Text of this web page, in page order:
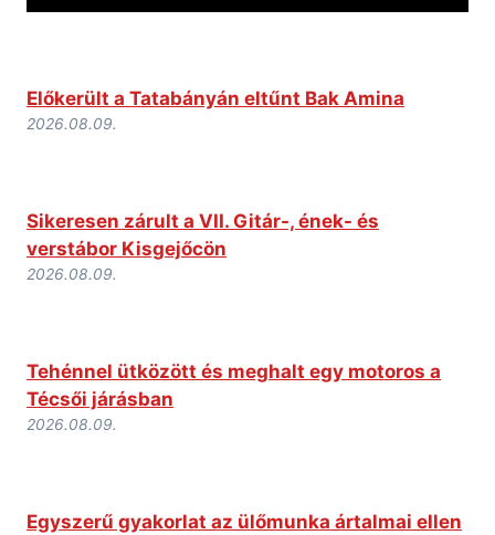
Előkerült a Tatabányán eltűnt Bak Amina
2026.08.09.
Sikeresen zárult a VII. Gitár-, ének- és
verstábor Kisgejőcön
2026.08.09.
Tehénnel ütközött és meghalt egy motoros a
Técsői járásban
2026.08.09.
Egyszerű gyakorlat az ülőmunka ártalmai ellen